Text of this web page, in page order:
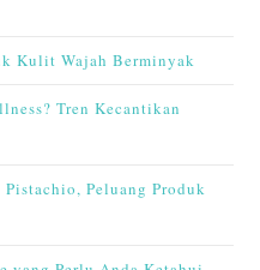
Kulit Wajah Berminyak
Tren Kecantikan
Peluang Produk